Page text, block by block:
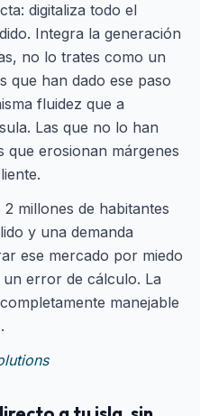
digitaliza todo el
Integra la generación
no lo trates como un
que han dado ese paso
fluidez que a
Las que no lo han
que erosionan márgenes
millones de habitantes
y una demanda
ese mercado por miedo
un error de cálculo. La
manejable